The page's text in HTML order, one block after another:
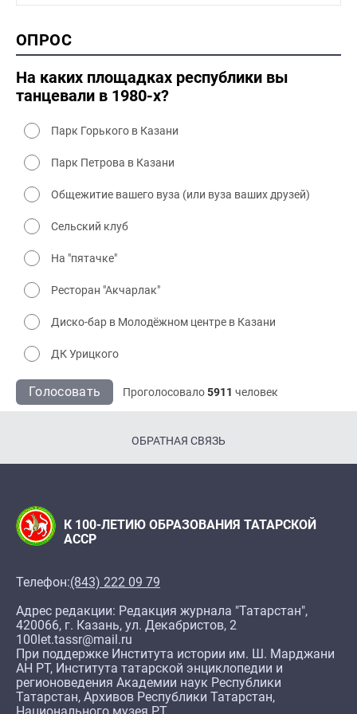
1990-2000 культура
2000 промышленность
2000 культура
ОПРОС
На каких площадках республики вы
танцевали в 1980-х?
Парк Горького в Казани
Парк Петрова в Казани
Общежитие вашего вуза (или вуза ваших друзей)
Сельский клуб
На "пятачке"
Ресторан "Акчарлак"
Диско-бар в Молодёжном центре в Казани
ДК Урицкого
Голосовать Проголосовало5911 человек
ОБРАТНАЯ СВЯЗЬ
К 100-ЛЕТИЮ ОБРАЗОВАНИЯ ТАТАРСКОЙ
АССР
Телефон:(843) 222 09 79
Адрес редакции: Редакция журнала "Татарстан",
420066, г. Казань, ул. Декабристов, 2
100let.tassr@mail.ru
При поддержке Института истории им. Ш. Марджани
АН РТ, Института татарской энциклопедии и
регионоведения Академии наук Республики
Татарстан, Архивов Республики Татарстан,
Национального музея РТ